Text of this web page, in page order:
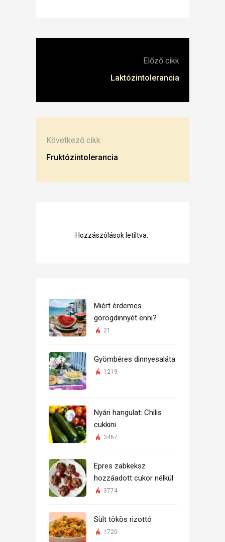
Előző cikk
Laktózintolerancia
Következő cikk
Fruktózintolerancia
Hozzászólások letiltva.
Miért érdemes
görögdinnyét enni?
21
Gyömbéres dinnyesaláta
1219
Nyári hangulat: Chilis
cukkini
3467
Epres zabkeksz
hozzáadott cukor nélkül
3774
Sült tökös rizottó
1720